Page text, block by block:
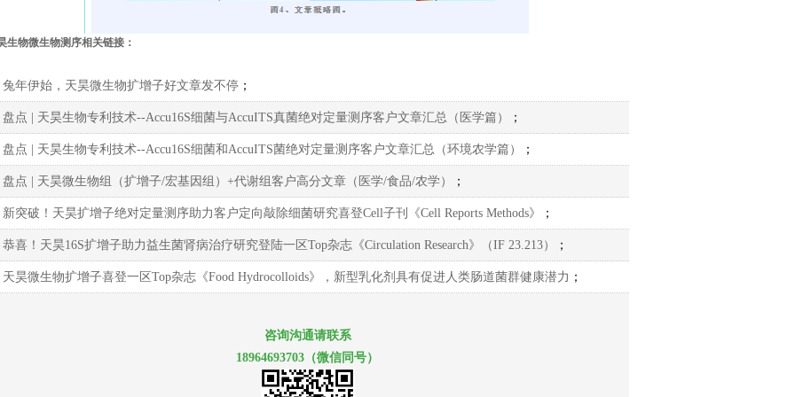
生物微生物测序相关链接：
兔年伊始，天昊微生物扩增子好文章发不停 ；
盘点 | 天昊生物专利技术--Accu16S细菌与AccuITS真菌绝对定量测序客户文章汇总（医学篇） ；
盘点 | 天昊生物专利技术--Accu16S细菌和AccuITS菌绝对定量测序客户文章汇总（环境农学篇） ；
盘点 | 天昊微生物组（扩增子/宏基因组）+代谢组客户高分文章（医学/食品/农学） ；
新突破！天昊扩增子绝对定量测序助力客户定向敲除细菌研究喜登Cell子刊《Cell Reports Methods》 ；
恭喜！天昊16S扩增子助力益生菌肾病治疗研究登陆一区Top杂志《Circulation Research》（IF 23.213） ；
天昊微生物扩增子喜登一区Top杂志《Food Hydrocolloids》，新型乳化剂具有促进人类肠道菌群健康潜力 ；
咨询沟通请联系
18964693703（微信同号）